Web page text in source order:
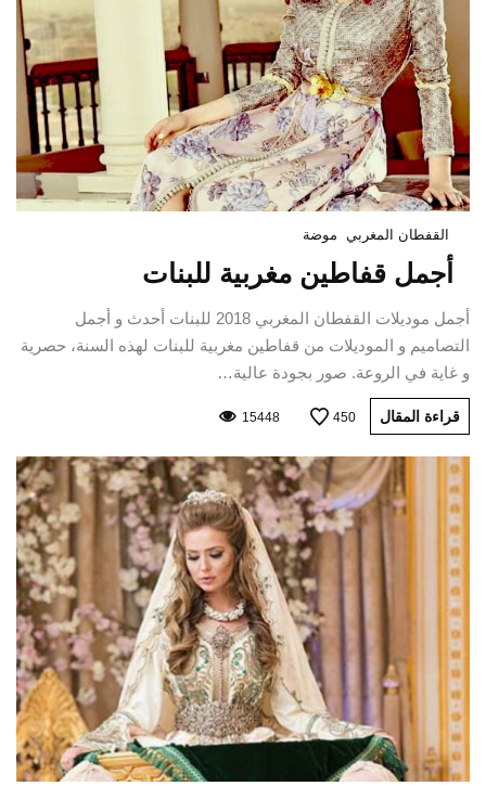
القفطان المغربي موضة
أجمل قفاطين مغربية للبنات
أجمل موديلات القفطان المغربي 2018 للبنات أحدث و أجمل
التصاميم و الموديلات من قفاطين مغربية للبنات لهذه السنة، حصرية
و غاية في الروعة. صور بجودة عالية…
قراءة المقال 450
15448